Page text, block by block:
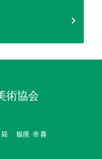
局 福原 幸喜